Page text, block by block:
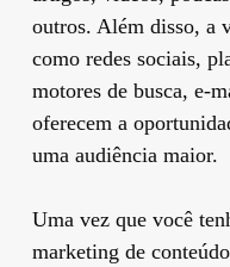
outros. Além disso, a
como redes sociais,
motores de busca, e-
oferecem a
uma audiência maior.
Uma vez que você
marketing de